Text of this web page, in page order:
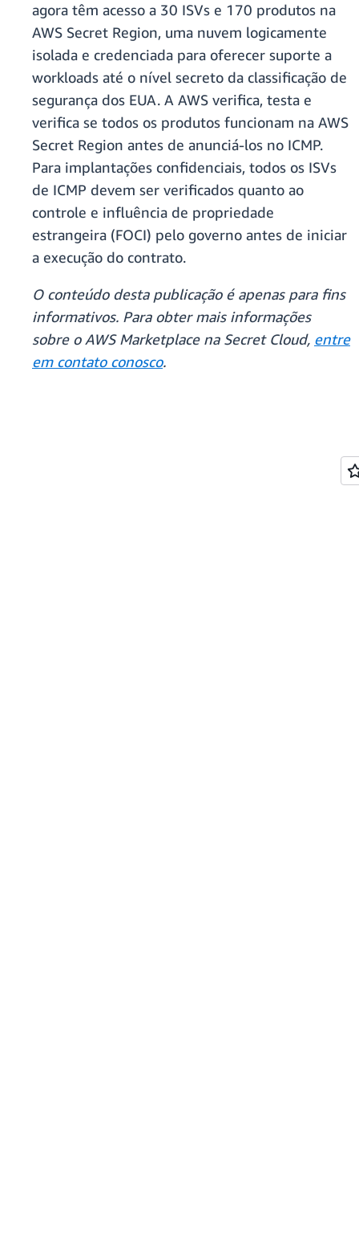
agora têm acesso a 30 ISVs e 170 produtos na
AWS Secret Region, uma nuvem logicamente
isolada e credenciada para oferecer suporte a
workloads até o nível secreto da classificação de
segurança dos EUA. A AWS verifica, testa e
verifica se todos os produtos funcionam na AWS
Secret Region antes de anunciá-los no ICMP.
Para implantações confidenciais, todos os ISVs
de ICMP devem ser verificados quanto ao
controle e influência de propriedade
estrangeira (FOCI) pelo governo antes de iniciar
a execução do contrato.
O conteúdo desta publicação é apenas para fins
informativos. Para obter mais informações
sobre o AWS Marketplace na Secret Cloud, entre
em contato conosco.